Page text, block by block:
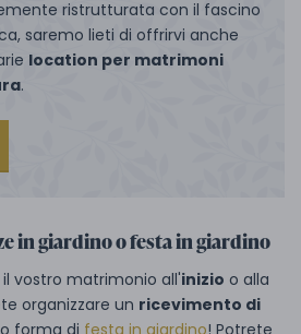
ristrutturata con il fascino
saremo lieti di offrirvi anche
location per matrimoni
.
in giardino o festa in giardino
vostro matrimonio all'inizio o alla
organizzare un ricevimento di
forma di festa in giardino! Potrete